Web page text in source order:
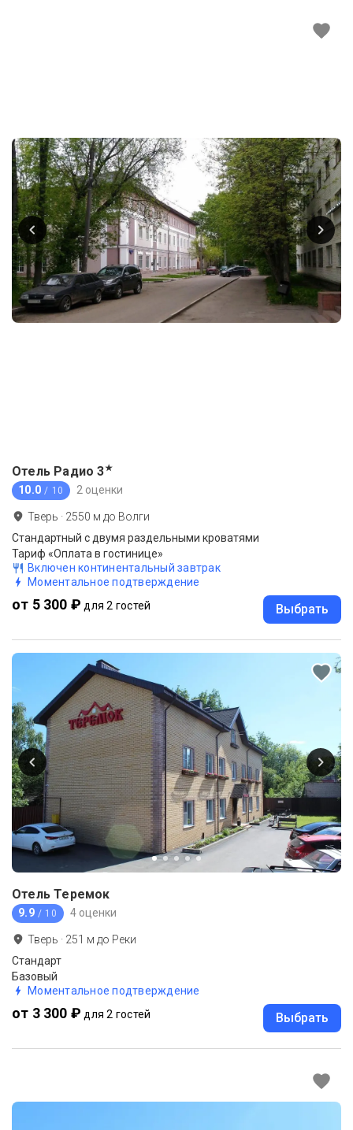
Отель Радио 3★
10.0 / 10 2 оценки
Тверь · 2550 м до Волги
Стандартный с двумя раздельными кроватями
Тариф «Оплата в гостинице»
Включен континентальный завтрак
Моментальное подтверждение
от 5 300 ₽ для 2 гостей Выбрать
Отель Теремок
9.9 / 10 4 оценки
Тверь · 251 м до Реки
Стандарт
Базовый
Моментальное подтверждение
от 3 300 ₽ для 2 гостей Выбрать